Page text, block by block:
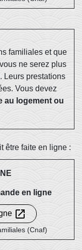
familiales et que
ne serez plus
. Leurs prestations
Vous devez
au logement ou
être faite en ligne :
en ligne
open_in_new
(Cnaf)